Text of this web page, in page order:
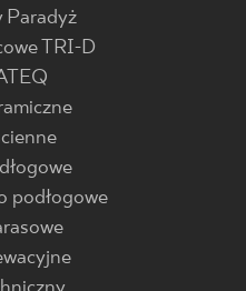
Paradyż
TRI-D
podłogowe